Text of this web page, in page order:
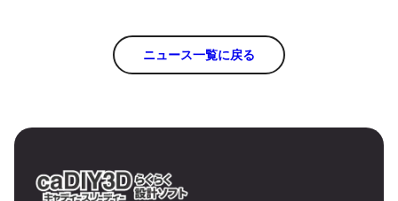
ニュース一覧に戻る